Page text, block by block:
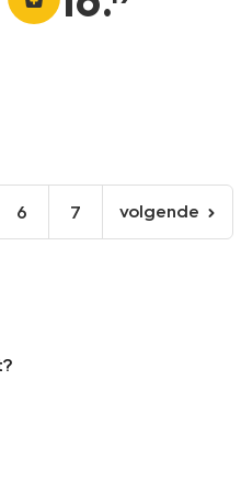
6 7
volgende
pagina
volgende